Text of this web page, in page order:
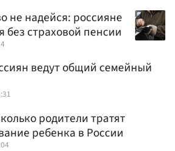
не надейся: россияне
без страховой пенсии
ведут общий семейный
родители тратят
ребенка в России